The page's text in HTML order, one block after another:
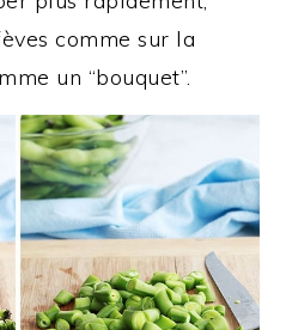
comme sur la
un “bouquet”.